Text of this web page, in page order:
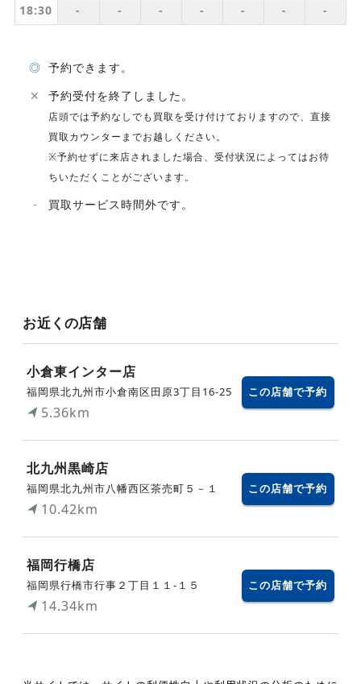
18:30
- - - - - - -
◎ 予約できます。
✕
予約受付を終了しました。
店頭では予約なしでも買取を受け付けておりますので、直接
買取カウンターまでお越しください。
※予約せずに来店されました場合、受付状況によってはお待
ちいただくことがございます。
- 買取サービス時間外です。
お近くの店舗
小倉東インター店
福岡県北九州市小倉南区田原3丁目16-25
5.36km
この店舗で予約
北九州黒崎店
福岡県北九州市八幡西区茶売町５－１
10.42km
この店舗で予約
福岡行橋店
福岡県行橋市行事２丁目１１-１５
14.34km
この店舗で予約